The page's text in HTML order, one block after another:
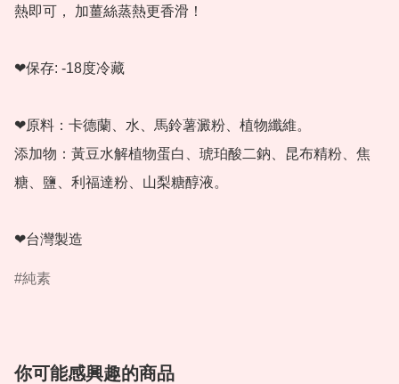
熱即可， 加薑絲蒸熱更香滑！
❤保存: -18度冷藏
❤原料：卡德蘭、水、馬鈴薯澱粉、植物纖維。
添加物：黃豆水解植物蛋白、琥珀酸二鈉、昆布精粉、焦
糖、鹽、利福達粉、山梨糖醇液。
❤台灣製造
純素
你可能感興趣的商品